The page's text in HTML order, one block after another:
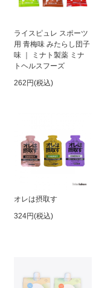
ライスピュレ スポーツ
用 青梅味 みたらし団子
味 ｜ ミナト製薬 ミナ
トヘルスフーズ
262円(税込)
オレは摂取す
324円(税込)